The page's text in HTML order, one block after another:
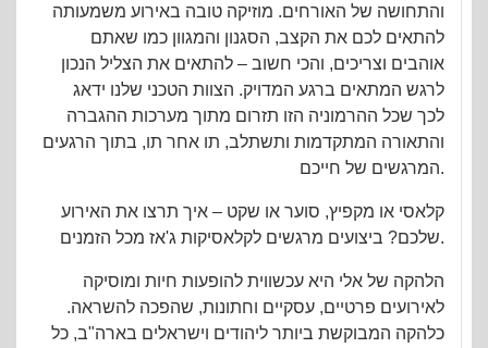
והתחושה של האורחים. מוזיקה טובה באירוע משמעותה
להתאים לכם את הקצב, הסגנון והמגוון כמו שאתם
אוהבים וצריכים, והכי חשוב – להתאים את הצליל הנכון
לרגש המתאים ברגע המדויק. הצוות הטכני שלנו ידאג
לכך שכל ההרמוניה הזו תזרום מתוך מערכות ההגברה
והתאורה המתקדמות ותשתלב, תו אחר תו, בתוך הרגעים
המרגשים של חייכם.
קלאסי או מקפיץ, סוער או שקט – איך תרצו את האירוע
שלכם? ביצועים מרגשים לקלאסיקות ג'אז מכל הזמנים.
הלהקה של אלי היא עכשווית להופעות חיות ומוסיקה
לאירועים פרטיים, עסקיים וחתונות, שהפכה להשראה.
כלהקה המבוקשת ביותר ליהודים וישראלים בארה"ב, כל